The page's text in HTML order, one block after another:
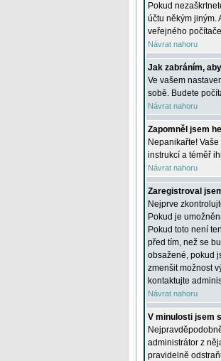
Pokud
účtu někým jiným.
veřejného
Návrat nahoru
Jak zabráním,
Ve vašem
sobě. Budete
Návrat nahoru
Zapomněl jsem
Nepanikařte!
instrukcí a téměř
Návrat nahoru
Zaregistroval
Nejprve
Pokud je
Pokud toto není
před tím, než se
obsažené, pokud
zmenšit možnost
kontaktujte
Návrat nahoru
V minulosti jsem
administrátor z
pravidelně